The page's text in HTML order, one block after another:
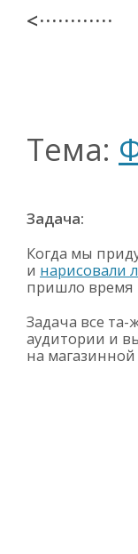
< · · · · · · · · · · · ·
Тема:
Задача:
Когда мы
и нарисовали
пришло время
Задача все та-
аудитории и
на магазинной